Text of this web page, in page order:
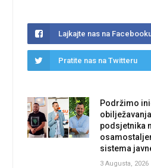
Lajkajte nas na
Pratite nas na Twitteru
Podržimo
podsjetnika
sistema
3 Augusta, 2026